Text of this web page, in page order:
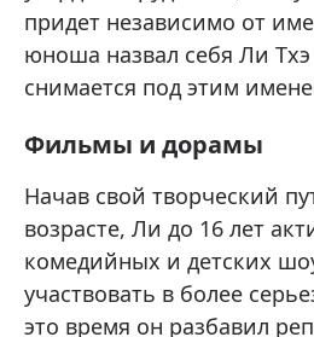
придет независимо от
юноша назвал себя Ли
снимается под этим
Фильмы и дорамы
Начав свой творческий
возрасте, Ли до 16 лет
комедийных и детских
участвовать в более
это время он разбавил